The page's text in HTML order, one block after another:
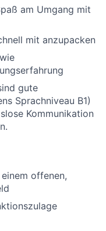
am Umgang mit
mit anzupacken
gute
Sprachniveau B1)
Kommunikation
offenen,